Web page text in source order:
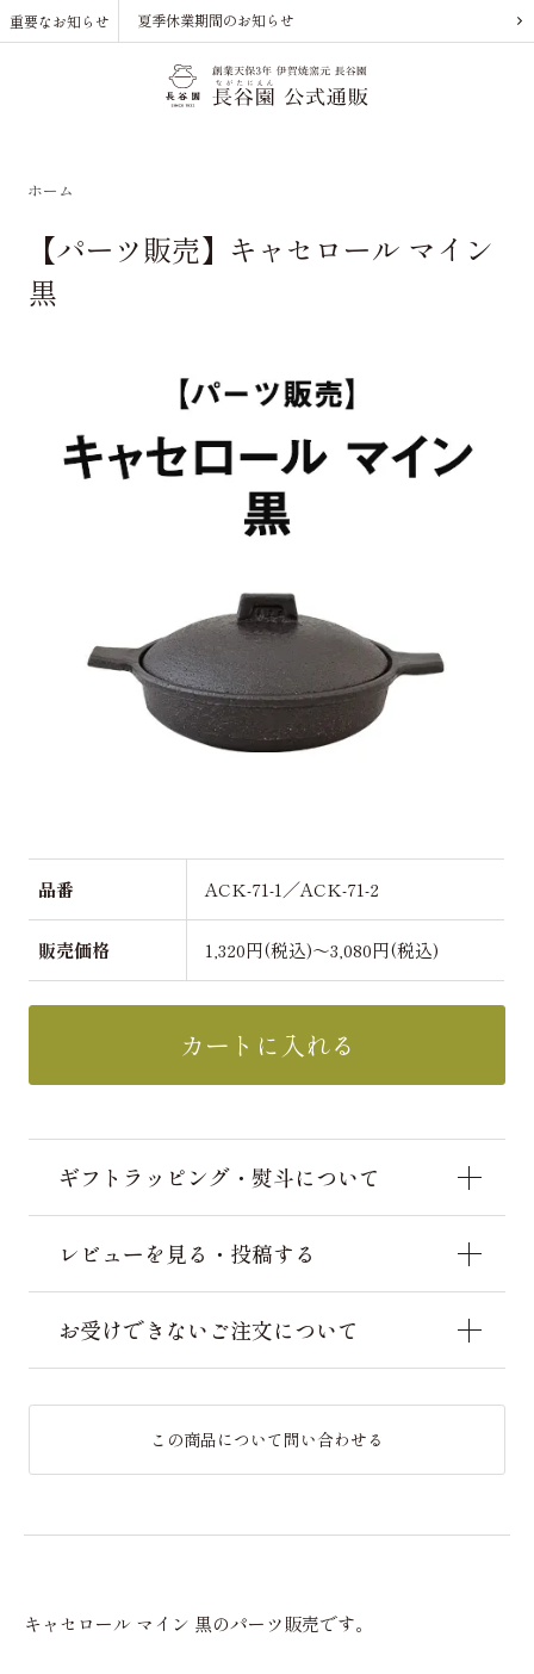
重要なお知らせ 夏季休業期間のお知らせ
ホーム
【パーツ販売】キャセロール マイン
黒
品番 ACK-71-1／ACK-71-2
販売価格 1,320円(税込)～3,080円(税込)
カートに入れる
ギフトラッピング・熨斗について
レビューを見る・投稿する
お受けできないご注文について
この商品について問い合わせる
キャセロール マイン 黒のパーツ販売です。